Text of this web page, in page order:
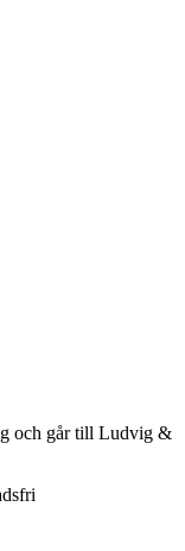
och går till Ludvig &